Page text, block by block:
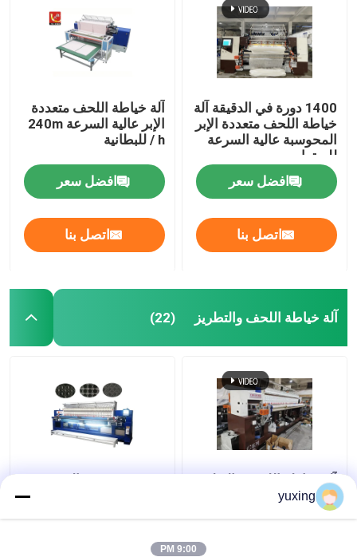
1400 دورة في الدقيقة آلة
خياطة اللحف متعددة الإبر
المحوسبة عالية السرعة
للسترات
افضل سعر
اتصل بنا
آلة خياطة اللحف متعددة
الإبر عالية السرعة 240m
/ h للبطانية
افضل سعر
اتصل بنا
آلة خياطة اللحف والتطريز (22)
آلة خياطة اللحف والتطريز
لغطاء السرير
1200 دورة في الدقيقة 33
yuxing
9:00 PM